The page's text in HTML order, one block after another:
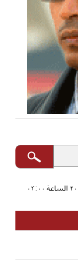
آخر تحديث للموقع: الجمعة ٠٧ أغسطس ٢٠٢٦ الساعة ٠٣:٠٠